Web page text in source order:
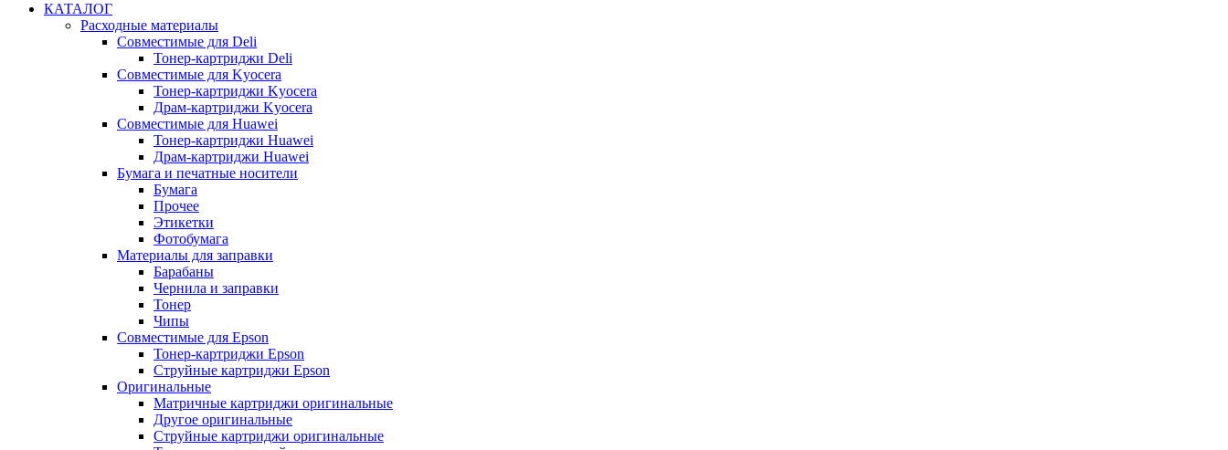
КАТАЛОГ
Расходные материалы
Совместимые для Deli
Тонер-картриджи Deli
Совместимые для Kyocera
Тонер-картриджи Kyocera
Драм-картриджи Kyocera
Совместимые для Huawei
Тонер-картриджи Huawei
Драм-картриджи Huawei
Бумага и печатные носители
Бумага
Прочее
Этикетки
Фотобумага
Материалы для заправки
Барабаны
Чернила и заправки
Тонер
Чипы
Совместимые для Epson
Тонер-картриджи Epson
Струйные картриджи Epson
Оригинальные
Матричные картриджи оригинальные
Другое оригинальные
Струйные картриджи оригинальные